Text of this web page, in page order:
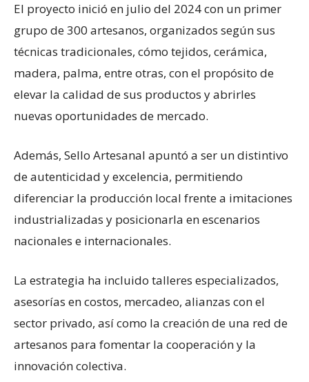
El proyecto inició en julio del 2024 con un primer
grupo de 300 artesanos, organizados según sus
técnicas tradicionales, cómo tejidos, cerámica,
madera, palma, entre otras, con el propósito de
elevar la calidad de sus productos y abrirles
nuevas oportunidades de mercado.
Además, Sello Artesanal apuntó a ser un distintivo
de autenticidad y excelencia, permitiendo
diferenciar la producción local frente a imitaciones
industrializadas y posicionarla en escenarios
nacionales e internacionales.
La estrategia ha incluido talleres especializados,
asesorías en costos, mercadeo, alianzas con el
sector privado, así como la creación de una red de
artesanos para fomentar la cooperación y la
innovación colectiva.